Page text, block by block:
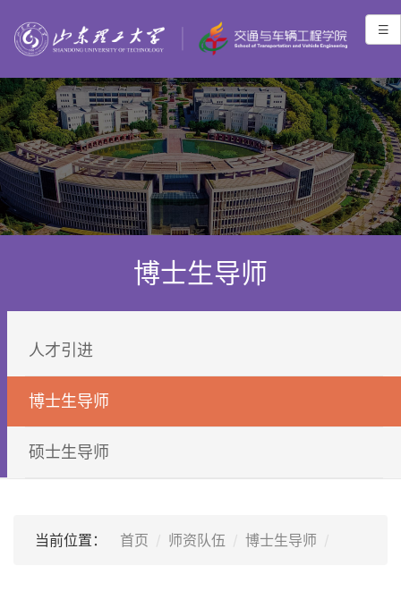
博士生导师
人才引进
博士生导师
硕士生导师
当前位置： 首页 师资队伍 博士生导师